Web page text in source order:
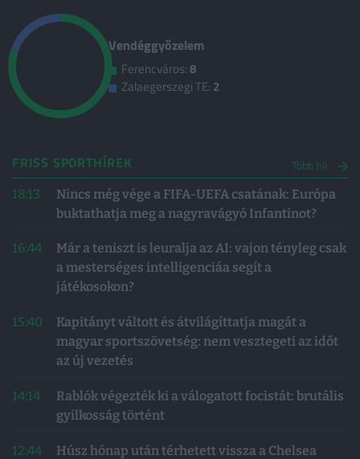
Vendéggyőzelem
Ferencváros:8
Zalaegerszegi TE: 2
FRISS SPORTHÍREK Több hír
18:13
Nincs még vége a FIFA-UEFA csatának: Európa
buktathatja meg a nagyravágyó Infantinot?
16:44
Már a teniszt is leuralja az AI: vajon tényleg csak
a mesterséges intelligenciáa segít a
játékosokon?
15:40
Kapitányt váltott és átvilágíttatja magát a
magyar sportszövetség: nem vesztegeti az időt
az új vezetés
14:14
Rablók végezték ki a válogatott focistát: brutális
gyilkosság történt
12:44
Húsz hónap után térhetett vissza a Chelsea